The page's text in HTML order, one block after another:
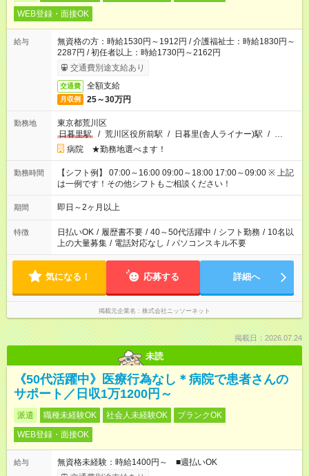
WEB登録・面接OK
給与
無資格の方：時給1530円～1912円 / 介護福祉士：時給1830円～
2287円 / 初任者以上：時給1730円～2162円
交通費別途支給あり
交通費 全額支給
月収例 25～30万円
勤務地
東京都荒川区
日暮里駅
/ 荒川区役所前駅 / 日暮里(舎人ライナー)駅 / …
病院 ★勤務地選べます！
勤務時間
【シフト例】 07:00～16:00 09:00～18:00 17:00～09:00 ※ 上記
は一例です！その他シフトもご相談ください！
期間 即日～2ヶ月以上
特徴 日払いOK / 履歴書不要 / 40～50代活躍中 / シフト勤務 / 10名以
上の大量募集 / 電話対応なし / パソコンスキル不要
気になる！ 応募する 詳細へ
掲載元企業名 株式会社ニッソーネット
掲載日：2026.07.24
未読
《50代活躍中》医療行為なし＊病院で患者さんの
サポート／日収1万1200円～
派遣 職種未経験OK 社会人未経験OK
ブランクOK
WEB登録・面接OK
給与
無資格未経験：時給1400円～ ■週払いOK